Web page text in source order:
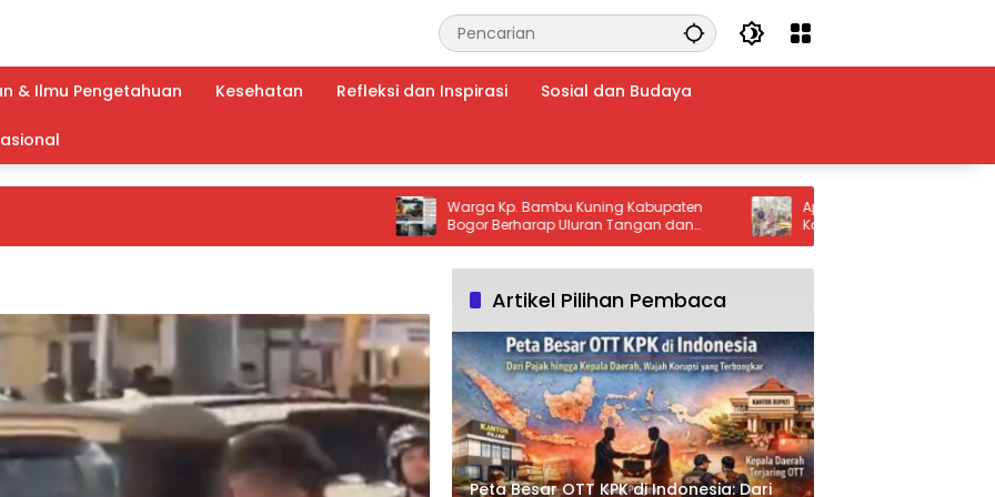
& Ilmu Pengetahuan Kesehatan Refleksi dan Inspirasi Sosial dan Budaya
Warga Kp. Bambu Kuning Kabupaten
Bogor Berharap Uluran Tangan dan
Kebijakan Pemkab Bogor serta Pemprov
Apel Gelar Pasukan dan Peralatan
Karhutla 2026 Digelar di Jeruklegi
Cilacap, Sinergi Lintas Sektor
Artikel Pilihan Pembaca
Peta Besar OTT KPK di Indonesia: Dari